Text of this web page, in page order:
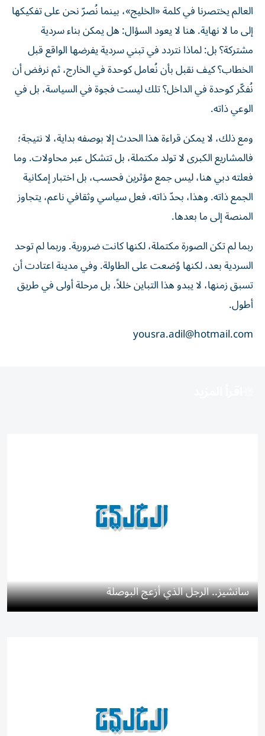
العالم يختصرنا في كلمة «الخليج»، بينما نُصرّ نحن على تفكيكها
إلى ما لا نهاية. هنا لا يعود السؤال: هل يمكن بناء سردية
مشتركة؟ بل: لماذا نتردد في تبني سردية يفرضها الواقع قبل
الخطاب؟ كيف نقبل بأن نُعامل كوحدة في الخارج، ثم نرفض أن
نُفكّر كوحدة في الداخل؟ تلك ليست فجوة في السياسة، بل في
الوعي ذاته.
ومع ذلك، لا يمكن قراءة هذا الحدث إلا بوصفه بداية، لا نتيجة؛
فالمشاريع الكبرى لا تولد مكتملة، بل تتشكل عبر محاولات. وما
فعلته دبي هنا، ليس جمع مؤثرين فحسب، بل اختبار إمكانية
الجمع ذاته. وهذا، بحدّ ذاته، فعل سياسي وثقافي ناعم، يتجاوز
المنصة إلى ما بعدها.
ربما لم تكن الصورة مكتملة، لكنها كانت ضرورية. وربما لم توحد
السردية بعد، لكنها وُضعت على الطاولة. وفي مدينة اعتادت أن
تسبق زمنها، لا يبدو هذا التباين خللاً، بل مرحلة أولى في طريق
أطول.
yousra.adil@hotmail.com
سانشيز.. الرجل الذي أزعج البوصلة